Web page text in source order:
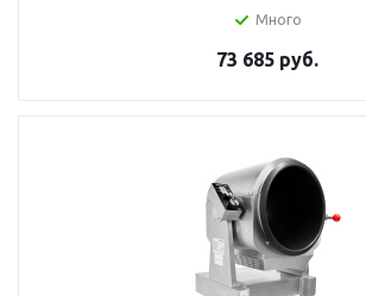
см, с душем, 4.7 кВт
Много
73 685 руб.